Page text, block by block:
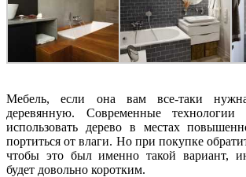
Мебель, если она вам все-таки
деревянную. Современные технологии
использовать дерево в местах
портиться от влаги. Но при покупке
чтобы это был именно такой вариант,
будет довольно коротким.